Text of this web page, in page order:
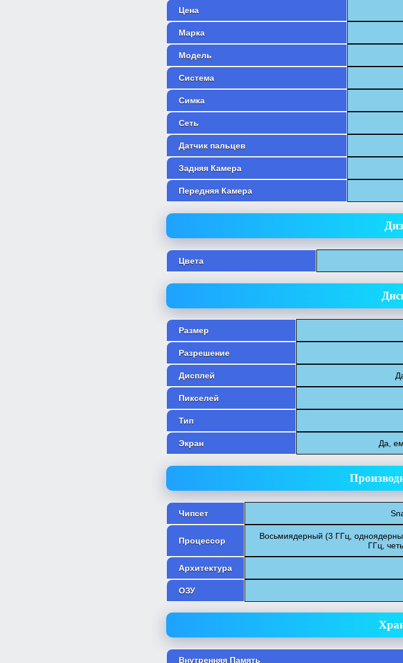
Цена
Марка
Модель
Система
Симка
Сеть
Датчик пальцев
Задняя Камера
Передняя Камера
Цвета
Размер
Разрешение
Дисплей
Пикселей
Тип
Экран Да,
Чипсет
Процессор
Восьмиядерный (3 ГГц,
ГГц,
Архитектура
ОЗУ
Внутренняя Память